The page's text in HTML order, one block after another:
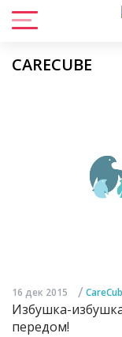
CARECUBE
16 дек 2015 /
Избушка-
передом!